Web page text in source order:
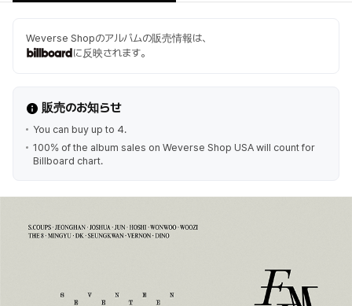
Weverse Shopのアルバムの販売情報は、
に反映されます。
販売のお知らせ
You can buy up to 4.
100% of the album sales on Weverse Shop USA will count for
Billboard chart.